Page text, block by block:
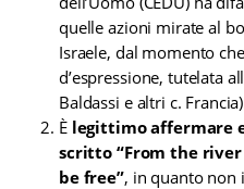
quelle azioni mirate al
Israele, dal momento
d’espressione, tutelata
Baldassi e altri c.
Èlegittimo affermare
scritto “From the
be free”, in quanto non